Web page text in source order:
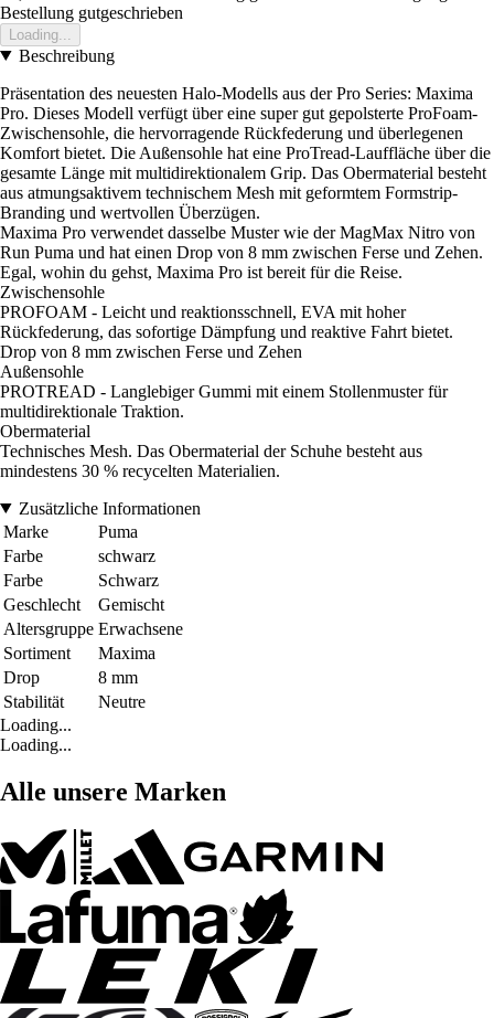
Bestellung gutgeschrieben
Loading...
Beschreibung
Präsentation des neuesten Halo-Modells aus der Pro Series: Maxima
Pro. Dieses Modell verfügt über eine super gut gepolsterte ProFoam-
Zwischensohle, die hervorragende Rückfederung und überlegenen
Komfort bietet. Die Außensohle hat eine ProTread-Lauffläche über die
gesamte Länge mit multidirektionalem Grip. Das Obermaterial besteht
aus atmungsaktivem technischem Mesh mit geformtem Formstrip-
Branding und wertvollen Überzügen.
Maxima Pro verwendet dasselbe Muster wie der MagMax Nitro von
Run Puma und hat einen Drop von 8 mm zwischen Ferse und Zehen.
Egal, wohin du gehst, Maxima Pro ist bereit für die Reise.
Zwischensohle
PROFOAM - Leicht und reaktionsschnell, EVA mit hoher
Rückfederung, das sofortige Dämpfung und reaktive Fahrt bietet.
Drop von 8 mm zwischen Ferse und Zehen
Außensohle
PROTREAD - Langlebiger Gummi mit einem Stollenmuster für
multidirektionale Traktion.
Obermaterial
Technisches Mesh. Das Obermaterial der Schuhe besteht aus
mindestens 30 % recycelten Materialien.
Zusätzliche Informationen
Marke
Puma
Farbe
schwarz
Farbe
Schwarz
Geschlecht
Gemischt
Altersgruppe Erwachsene
Sortiment
Maxima
Drop
8 mm
Stabilität
Neutre
Loading...
Loading...
Alle unsere Marken